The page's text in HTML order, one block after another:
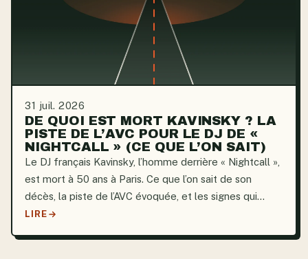
31 juil. 2026
DE QUOI EST MORT KAVINSKY ? LA
PISTE DE L’AVC POUR LE DJ DE «
NIGHTCALL » (CE QUE L’ON SAIT)
Le DJ français Kavinsky, l’homme derrière « Nightcall »,
est mort à 50 ans à Paris. Ce que l’on sait de son
décès, la piste de l’AVC évoquée, et les signes qui
doivent alerter.
LIRE